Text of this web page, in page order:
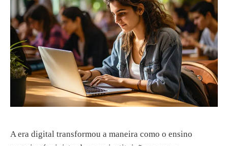
A era digital transformou a maneira como o ensino